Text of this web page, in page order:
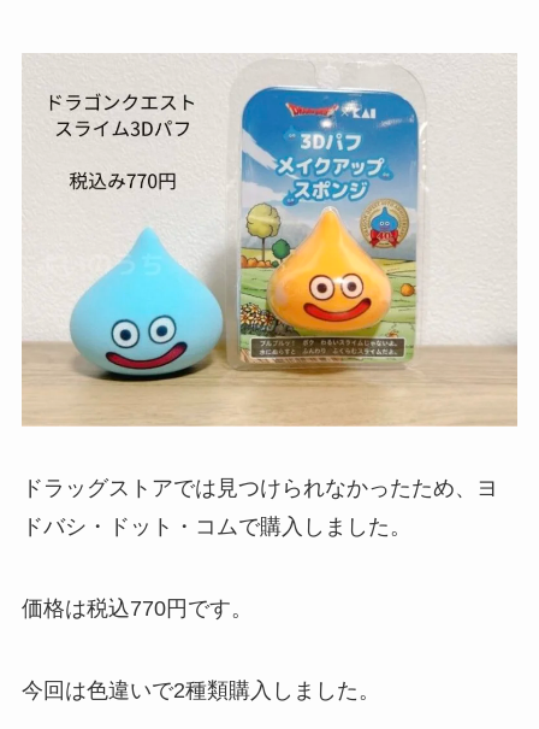
ドラッグストアでは見つけられなかったため、ヨ
ドバシ・ドット・コムで購入しました。
価格は税込770円です。
今回は色違いで2種類購入しました。